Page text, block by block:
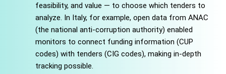
feasibility, and value — to choose which tenders to
analyze. In Italy, for example, open data from ANAC
(the national anti-corruption authority) enabled
monitors to connect funding information (CUP
codes) with tenders (CIG codes), making in-depth
tracking possible.